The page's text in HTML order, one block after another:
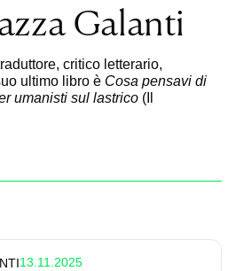
Galanti
critico letterario,
ultimo libro è Cosa pensavi di
umanisti sul lastrico (Il
13.11.2025